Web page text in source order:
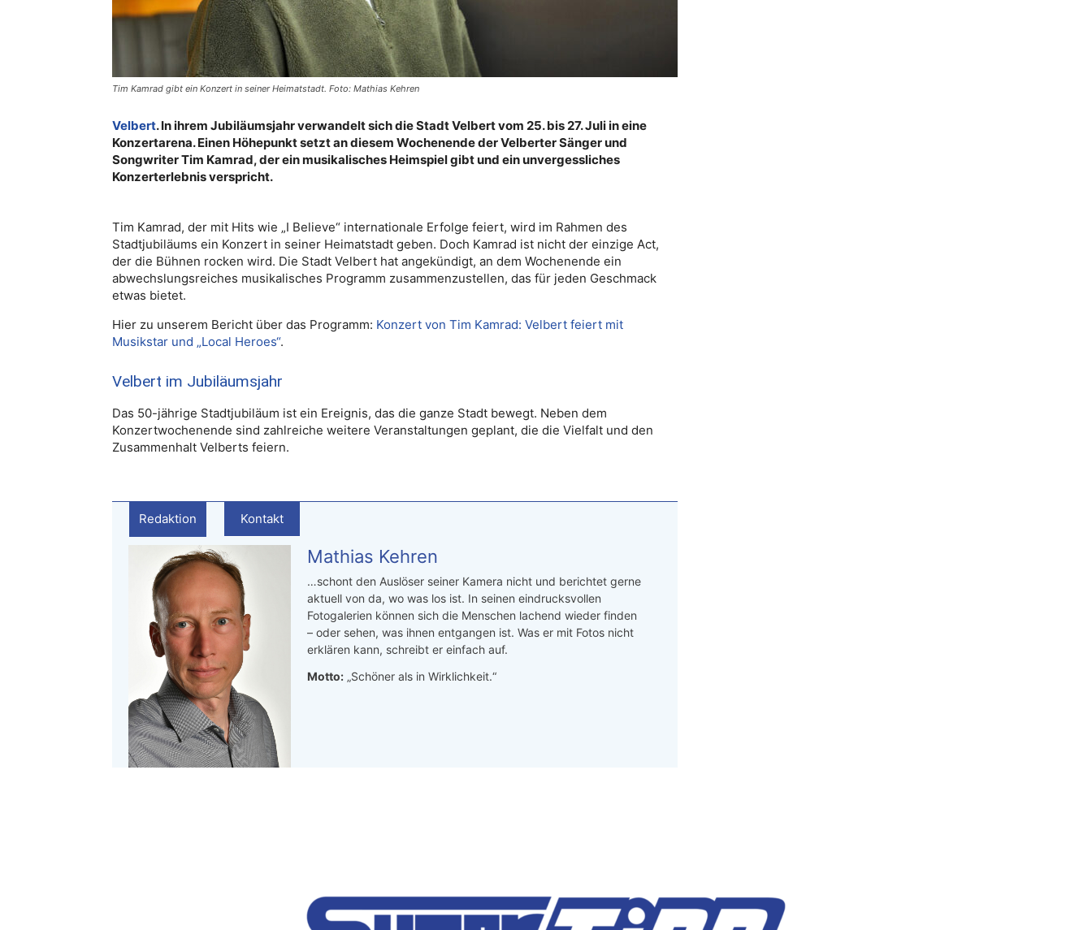
Tim Kamrad gibt ein Konzert in seiner Heimatstadt. Foto: Mathias Kehren
Velbert. In ihrem Jubiläumsjahr verwandelt sich die Stadt Velbert vom 25. bis 27. Juli in eine
Konzertarena. Einen Höhepunkt setzt an diesem Wochenende der Velberter Sänger und
Songwriter Tim Kamrad, der ein musikalisches Heimspiel gibt und ein unvergessliches
Konzerterlebnis verspricht.
Tim Kamrad, der mit Hits wie „I Believe“ internationale Erfolge feiert, wird im Rahmen des
Stadtjubiläums ein Konzert in seiner Heimatstadt geben. Doch Kamrad ist nicht der einzige Act,
der die Bühnen rocken wird. Die Stadt Velbert hat angekündigt, an dem Wochenende ein
abwechslungsreiches musikalisches Programm zusammenzustellen, das für jeden Geschmack
etwas bietet.
Hier zu unserem Bericht über das Programm: Konzert von Tim Kamrad: Velbert feiert mit
Musikstar und „Local Heroes“.
Velbert im Jubiläumsjahr
Das 50-jährige Stadtjubiläum ist ein Ereignis, das die ganze Stadt bewegt. Neben dem
Konzertwochenende sind zahlreiche weitere Veranstaltungen geplant, die die Vielfalt und den
Zusammenhalt Velberts feiern.
Redaktion Kontakt
Mathias Kehren
…schont den Auslöser seiner Kamera nicht und berichtet gerne
aktuell von da, wo was los ist. In seinen eindrucksvollen
Fotogalerien können sich die Menschen lachend wieder finden
– oder sehen, was ihnen entgangen ist. Was er mit Fotos nicht
erklären kann, schreibt er einfach auf.
Motto: „Schöner als in Wirklichkeit.“